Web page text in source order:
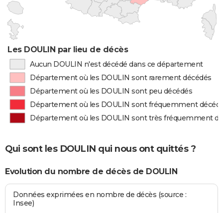
Les DOULIN par lieu de décès
Aucun DOULIN n'est décédé dans ce département
Département où les DOULIN sont rarement décédés
Département où les DOULIN sont peu décédés
Département où les DOULIN sont fréquemment
Département où les DOULIN sont très fréquemment
Qui sont les DOULIN qui nous ont quittés ?
Evolution du nombre de décès de DOULIN
Données exprimées en nombre de décès (source :
Insee)